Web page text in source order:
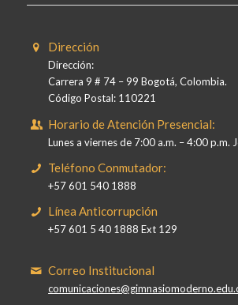
Dirección
Dirección:
Carrera 9 # 74 – 99 Bogotá, Colombia.
Código Postal: 110221
Horario de Atención Presencial:
Lunes a viernes de 7:00 a.m. – 4:00 p.m.
Teléfono Conmutador:
+57 601 540 1888
Línea Anticorrupción
+57 601 5 40 1888 Ext 129
Correo Institucional